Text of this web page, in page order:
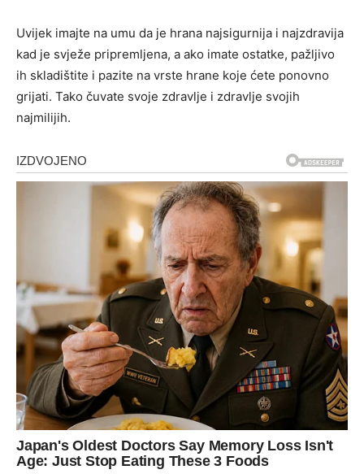
Uvijek imajte na umu da je hrana najsigurnija i najzdravija
kad je svježe pripremljena, a ako imate ostatke, pažljivo
ih skladištite i pazite na vrste hrane koje ćete ponovno
grijati. Tako čuvate svoje zdravlje i zdravlje svojih
najmilijih.